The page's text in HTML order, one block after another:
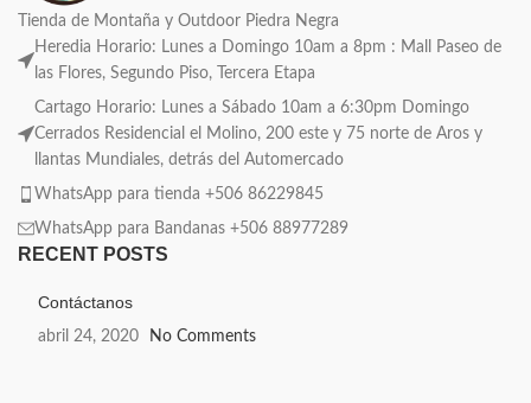
Tienda de Montaña y Outdoor Piedra Negra
Heredia Horario: Lunes a Domingo 10am a 8pm : Mall Paseo de
las Flores, Segundo Piso, Tercera Etapa
Cartago Horario: Lunes a Sábado 10am a 6:30pm Domingo
Cerrados Residencial el Molino, 200 este y 75 norte de Aros y
llantas Mundiales, detrás del Automercado
WhatsApp para tienda +506 86229845
WhatsApp para Bandanas +506 88977289
RECENT POSTS
Contáctanos
abril 24, 2020 No Comments